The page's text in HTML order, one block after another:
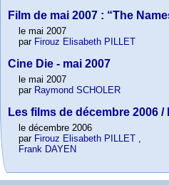
Film de mai 2007 : “The
le mai 2007
par Firouz Elisabeth PILLET
Cine Die - mai 2007
le mai 2007
par Raymond SCHOLER
Les films de décembre 2006 / I
le décembre 2006
par Firouz Elisabeth PILLET ,
Frank DAYEN